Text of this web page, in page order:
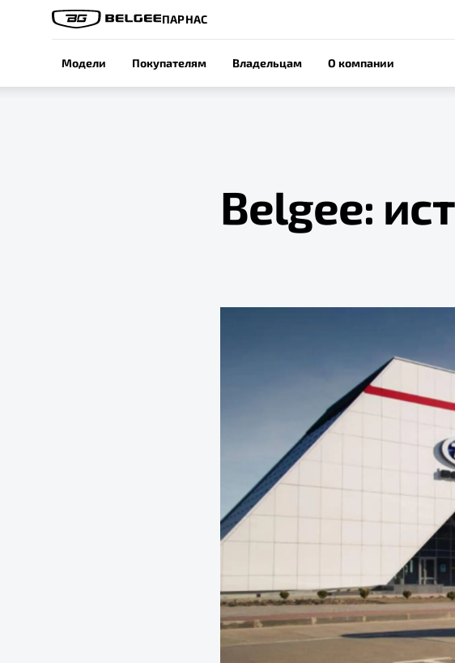
ПАРНАС
Модели Покупателям Владельцам О компании
Belgee: